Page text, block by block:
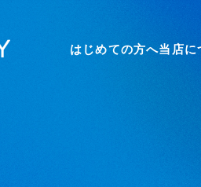
はじめての方へ当店に